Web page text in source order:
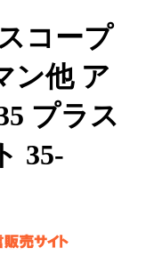
コープ
ン他 ア
プラス
35-